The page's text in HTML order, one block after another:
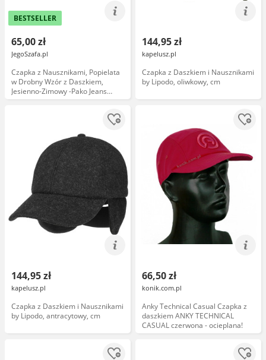
BESTSELLER
65,00 zł
JegoSzafa.pl
Czapka z Nausznikami, Popielata
w Drobny Wzór z Daszkiem,
Jesienno-Zimowy -Pako Jeans
CPAPJNSDASZEK951
144,95 zł
kapelusz.pl
Czapka z Daszkiem i Nausznikami
by Lipodo, oliwkowy, cm
144,95 zł
kapelusz.pl
Czapka z Daszkiem i Nausznikami
by Lipodo, antracytowy, cm
66,50 zł
konik.com.pl
Anky Technical Casual Czapka z
daszkiem ANKY TECHNICAL
CASUAL czerwona - ocieplana!